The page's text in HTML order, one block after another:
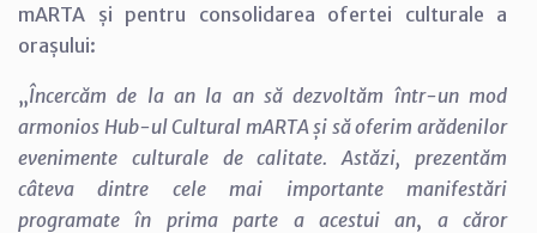
mARTA și pentru consolidarea ofertei culturale a
orașului:
„Încercăm de la an la an să dezvoltăm într-un mod
armonios Hub-ul Cultural mARTA și să oferim arădenilor
evenimente culturale de calitate. Astăzi, prezentăm
câteva dintre cele mai importante manifestări
programate în prima parte a acestui an, a căror